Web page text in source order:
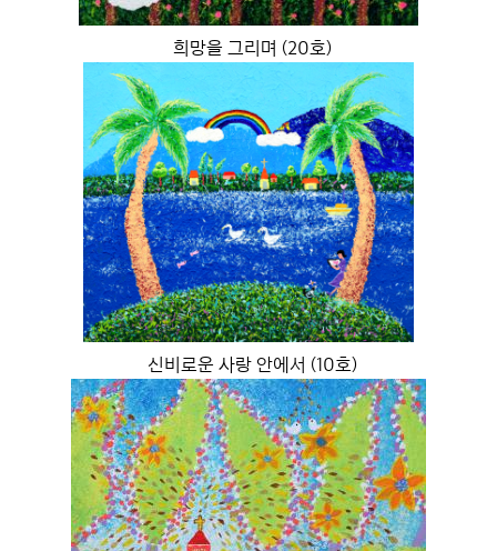
희망을 그리며 (20호)
신비로운 사랑 안에서 (10호)